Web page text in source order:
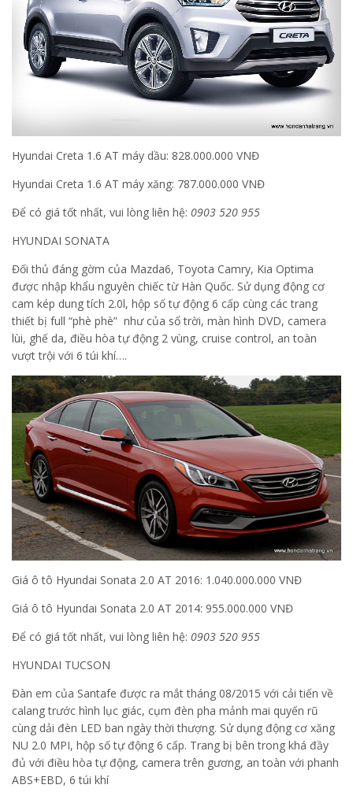
Hyundai Creta 1.6 AT máy dầu: 828.000.000 VNĐ
Hyundai Creta 1.6 AT máy xăng: 787.000.000 VNĐ
Để có giá tốt nhất, vui lòng liên hệ: 0903 520 955
HYUNDAI SONATA
Đối thủ đáng gờm của Mazda6, Toyota Camry, Kia Optima
được nhập khẩu nguyên chiếc từ Hàn Quốc. Sử dụng động cơ
cam kép dung tích 2.0l, hộp số tự động 6 cấp cùng các trang
thiết bị full “phè phè” như của sổ trời, màn hình DVD, camera
lùi, ghế da, điều hòa tự động 2 vùng, cruise control, an toàn
vượt trội với 6 túi khí….
Giá ô tô Hyundai Sonata 2.0 AT 2016: 1.040.000.000 VNĐ
Giá ô tô Hyundai Sonata 2.0 AT 2014: 955.000.000 VNĐ
Để có giá tốt nhất, vui lòng liên hệ: 0903 520 955
HYUNDAI TUCSON
Đàn em của Santafe được ra mắt tháng 08/2015 với cải tiến về
calang trước hình lục giác, cụm đèn pha mảnh mai quyến rũ
cùng dải đèn LED ban ngày thời thượng. Sử dụng động cơ xăng
NU 2.0 MPI, hộp số tự động 6 cấp. Trang bị bên trong khá đầy
đủ với điều hòa tự động, camera trên gương, an toàn với phanh
ABS+EBD, 6 túi khí